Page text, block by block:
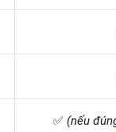
✅ (nếu